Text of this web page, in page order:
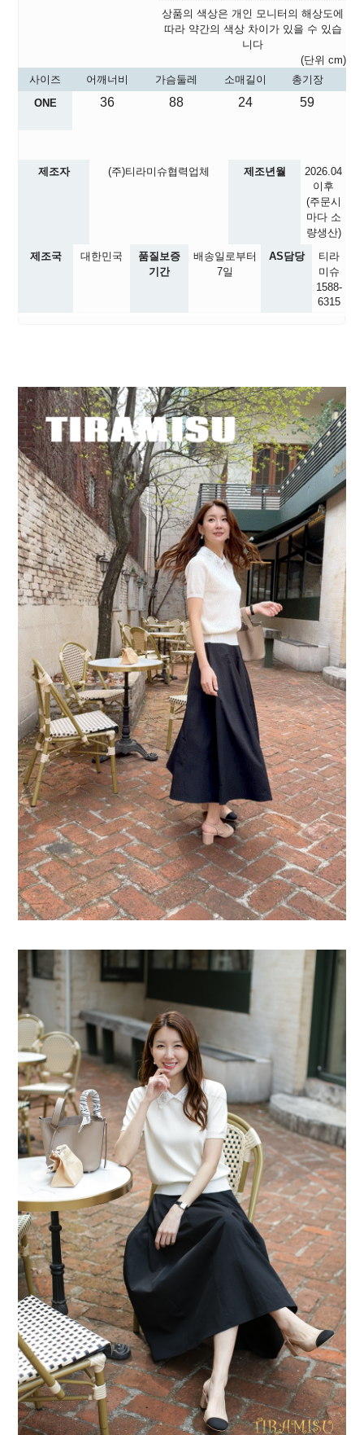
상품의 색상은 개인 모니터의 해상도에
따라 약간의 색상 차이가 있을 수 있습
니다
(단위 cm)
사이즈
어깨너비 가슴둘레 소매길이
총기장
ONE
36 88 24 59
제조자 (주)티라미슈협력업체 제조년월
2026.04
이후
(주문시
마다 소
량생산)
제조국
대한민국
품질보증
기간
배송일로부터
7일
AS담당
티라
미슈
1588-
6315